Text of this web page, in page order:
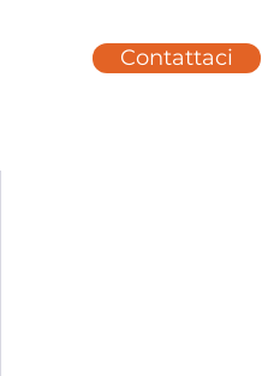
Contattaci